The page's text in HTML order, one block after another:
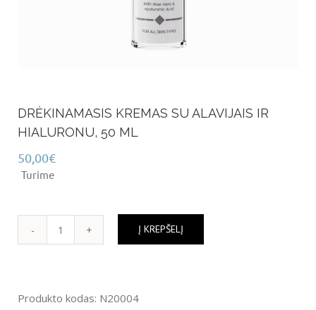
DRĖKINAMASIS KREMAS SU ALAVIJAIS IR
HIALURONU, 50 ML
50,00€
Turime
produkto
SU
Į KREPŠELĮ
Produkto kodas: N20004